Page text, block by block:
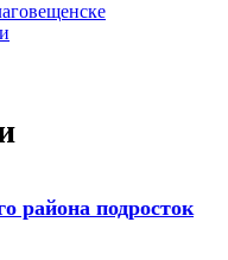
района подросток